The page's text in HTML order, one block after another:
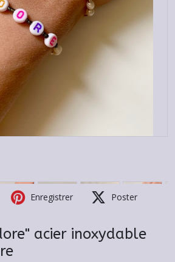
Enregistrer Poster
acier inoxydable